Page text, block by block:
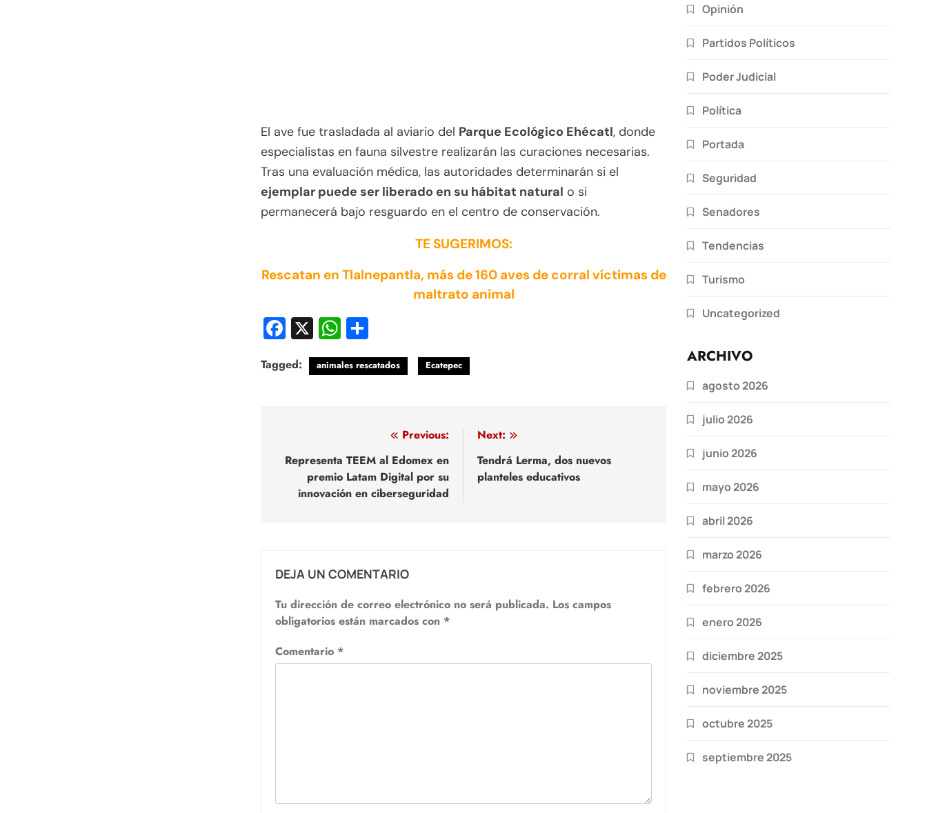
El ave fue trasladada al aviario del Parque Ecológico Ehécatl, donde
especialistas en fauna silvestre realizarán las curaciones necesarias.
Tras una evaluación médica, las autoridades determinarán si el
ejemplar puede ser liberado en su hábitat natural o si
permanecerá bajo resguardo en el centro de conservación.
TE SUGERIMOS:
Rescatan en Tlalnepantla, más de 160 aves de corral víctimas de
maltrato animal
Facebook
X WhatsApp
Tagged: animales rescatados Ecatepec
de
entradas
Previous:
Representa TEEM al Edomex en
premio Latam Digital por su
innovación en ciberseguridad
Next:
Tendrá Lerma, dos nuevos
planteles educativos
DEJA UN COMENTARIO
Tu dirección de correo electrónico no será publicada. Los campos
obligatorios están marcados con *
Comentario *
Opinión
Partidos Políticos
Poder Judicial
Política
Portada
Seguridad
Senadores
Tendencias
Turismo
Uncategorized
ARCHIVO
agosto 2026
julio 2026
junio 2026
mayo 2026
abril 2026
marzo 2026
febrero 2026
enero 2026
diciembre 2025
noviembre 2025
octubre 2025
septiembre 2025